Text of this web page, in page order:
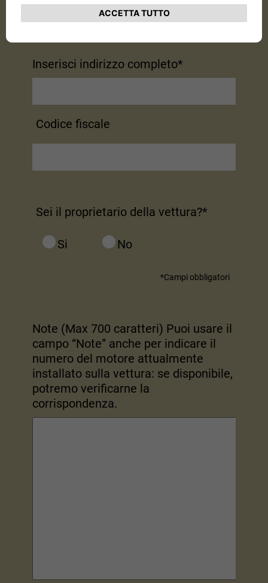
Inserisci indirizzo completo*
Codice fiscale
Sei il proprietario della vettura?*
Si No
Campi obbligatori
Note (Max 700 caratteri) Puoi usare il
campo “Note” anche per indicare il
numero del motore attualmente
installato sulla vettura: se disponibile,
potremo verificarne la
corrispondenza.